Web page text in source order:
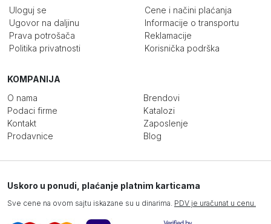
Uloguj se
Ugovor na daljinu
Prava potrošača
Politika privatnosti
Cene i načini plaćanja
Informacije o transportu
Reklamacije
Korisnička podrška
KOMPANIJA
O nama
Podaci firme
Kontakt
Prodavnice
Brendovi
Katalozi
Zaposlenje
Blog
Uskoro u ponudi, plaćanje platnim karticama
Sve cene na ovom sajtu iskazane su u dinarima. PDV je uračunat u cenu.